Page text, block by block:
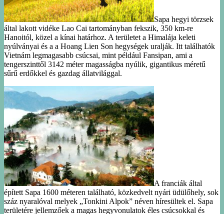
Sapa hegyi törzsek
által lakott vidéke Lao Cai tartományban fekszik, 350 km-re
Hanoitól, közel a kínai határhoz. A területet a Himalája keleti
nyúlványai és a a Hoang Lien Son hegységek uralják. Itt találhatók
Vietnám legmagasabb csúcsai, mint például Fansipan, ami a
tengerszinttől 3142 méter magasságba nyúlik, gigantikus méretű
sűrű erdőkkel és gazdag állatvilággal.
A franciák által
épített Sapa 1600 méteren található, közkedvelt nyári üdülőhely, sok
száz nyaralóval melyek „Tonkini Alpok” néven híresültek el. Sapa
területére jellemzőek a magas hegyvonulatok éles csúcsokkal és